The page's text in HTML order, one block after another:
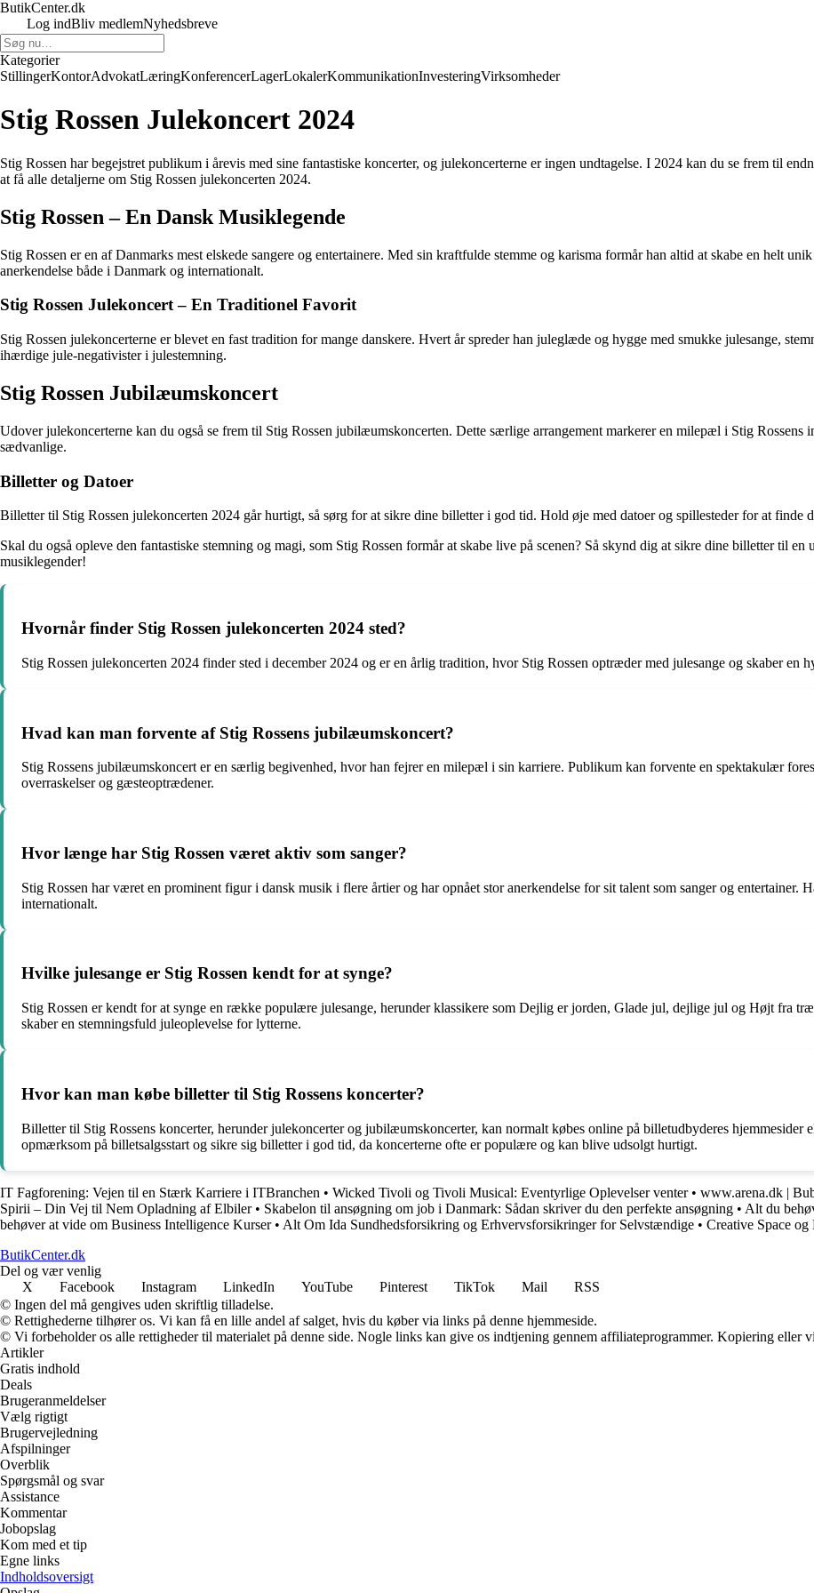
ButikCenter.dk
Log indBliv medlemNyhedsbreve
Kategorier
StillingerKontorAdvokatLæringKonferencerLagerLokalerKommunikationInvesteringVirksomheder
Stig Rossen Julekoncert 2024
Stig Rossen har begejstret publikum i årevis med sine fantastiske koncerter, og julekoncerterne er ingen undtagelse. I 2024 kan du se frem til
at få alle detaljerne om Stig Rossen julekoncerten 2024.
Stig Rossen – En Dansk Musiklegende
Stig Rossen er en af Danmarks mest elskede sangere og entertainere. Med sin kraftfulde stemme og karisma formår han altid at skabe en helt
anerkendelse både i Danmark og internationalt.
Stig Rossen Julekoncert – En Traditionel Favorit
Stig Rossen julekoncerterne er blevet en fast tradition for mange danskere. Hvert år spreder han juleglæde og hygge med smukke julesange,
ihærdige jule-negativister i julestemning.
Stig Rossen Jubilæumskoncert
Udover julekoncerterne kan du også se frem til Stig Rossen jubilæumskoncerten. Dette særlige arrangement markerer en milepæl i Stig
sædvanlige.
Billetter og Datoer
Billetter til Stig Rossen julekoncerten 2024 går hurtigt, så sørg for at sikre dine billetter i god tid. Hold øje med datoer og spillesteder for at finde
Skal du også opleve den fantastiske stemning og magi, som Stig Rossen formår at skabe live på scenen? Så skynd dig at sikre dine billetter til
musiklegender!
Hvornår finder Stig Rossen julekoncerten 2024 sted?
Stig Rossen julekoncerten 2024 finder sted i december 2024 og er en årlig tradition, hvor Stig Rossen optræder med julesange og skaber en
Hvad kan man forvente af Stig Rossens jubilæumskoncert?
Stig Rossens jubilæumskoncert er en særlig begivenhed, hvor han fejrer en milepæl i sin karriere. Publikum kan forvente en spektakulær
overraskelser og gæsteoptrædener.
Hvor længe har Stig Rossen været aktiv som sanger?
Stig Rossen har været en prominent figur i dansk musik i flere årtier og har opnået stor anerkendelse for sit talent som sanger og entertainer.
internationalt.
Hvilke julesange er Stig Rossen kendt for at synge?
Stig Rossen er kendt for at synge en række populære julesange, herunder klassikere som Dejlig er jorden, Glade jul, dejlige jul og Højt fra
skaber en stemningsfuld juleoplevelse for lytterne.
Hvor kan man købe billetter til Stig Rossens koncerter?
Billetter til Stig Rossens koncerter, herunder julekoncerter og jubilæumskoncerter, kan normalt købes online på billetudbyderes hjemmesider
opmærksom på billetsalgsstart og sikre sig billetter i god tid, da koncerterne ofte er populære og kan blive udsolgt hurtigt.
IT Fagforening: Vejen til en Stærk Karriere i ITBranchen • Wicked Tivoli og Tivoli Musical: Eventyrlige Oplevelser venter• www.arena.dk |
Spirii – Din Vej til Nem Opladning af Elbiler• Skabelon til ansøgning om job i Danmark: Sådan skriver du den perfekte ansøgning • Alt du
behøver at vide om Business Intelligence Kurser• Alt Om Ida Sundhedsforsikring og Erhvervsforsikringer for Selvstændige • Creative Space
ButikCenter.dk
Del og vær venlig
X
Facebook Instagram LinkedIn YouTube Pinterest TikTok Mail
RSS
© Ingen del må gengives uden skriftlig tilladelse.
© Rettighederne tilhører os. Vi kan få en lille andel af salget, hvis du køber via links på denne hjemmeside.
© Vi forbeholder os alle rettigheder til materialet på denne side. Nogle links kan give os indtjening gennem affiliateprogrammer. Kopiering eller
Artikler
Gratis indhold
Deals
Brugeranmeldelser
Vælg rigtigt
Brugervejledning
Afspilninger
Overblik
Spørgsmål og svar
Assistance
Kommentar
Jobopslag
Kom med et tip
Egne links
Indholdsoversigt